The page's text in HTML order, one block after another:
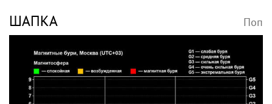
ШАПКА Поп